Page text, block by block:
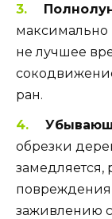
максимально
не лучшее
ран.
обрезки
замедляется,
заживлению